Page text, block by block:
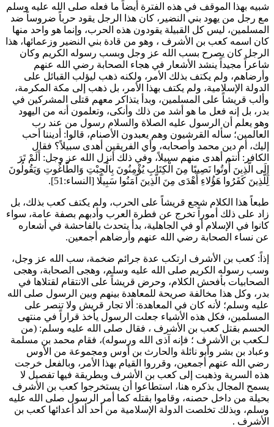
شبيه بهذا الموقف في هذه الفترة أيضاً ما فعله صلى الله عليه وسلم
مع رجل من يهود بني النضير، كان هذا الرجل يقود حرباً ضروساً ضد
المسلمين، ليس كل القبيلة يقودون هذه الحرب، وإنما هو واحد منها
كان اسمه كعب بن الأشرف ، وهو من قادة بني النضير وزعمائها، هذا
الرجل كان يصرح بسب الله عز وجل وبسب رسوله الكريم وكان
شاعراً مجيداً ينشد الأشعار في هجاء الصحابة رضي الله عنهم
وأرضاهم، ولم يكتف بذلك الأمر، ولكنه ذهب ليؤلب القبائل على
الدولة الإسلامية، ولم يكتف بهذا الأمر، بل ذهب إلى مكة المكرمة،
وألب قريشاً على المسلمين، وبدأ يتذاكر معهم قتلى المشركين في
بدر، بل إنه فعل ما هو أشد من ذلك وأنكى، وتعلمون أنه من اليهود
وهو يعلم أن الرسول عليه الصلاة والسلام رسول من عند رب
العالمين؛ سأله القرشيون وهم يعبدون الأصنام، قالوا: أديننا أحب
إليك، أم دين محمد وأصحابه، وأي الفريقين أهدى سبيلاً؟ فقال
الكافر: أنتم أهدى منهم سبيلاً، وفي ذلك أنزل الله عز وجل: أَلَمْ تَرَ
إِلَى الَّذِينَ أُوتُوا نَصِيبًا مِنَ الْكِتَابِ يُؤْمِنُونَ بِالْجِبْتِ وَالطَّاغُوتِ وَيَقُولُونَ
لِلَّذِينَ كَفَرُوا هَؤُلاءِ أَهْدَى مِنَ الَّذِينَ آمَنُوا سَبِيلًا [النساء:51].
طبعاً هذا الكلام شجع قريشاً على الحرب، ولم يكتف كعب بذلك، بل
زاد على ذلك أموراً تخرج عن فطرة العرب وأدبهم بصفة عامة، سواء
كانوا في الإسلام أو في الجاهلية، بدأ يتحدث بالفاحشة في أشعاره
عن نساء الصحابة رضي الله عنهم وأرضاهم أجمعين.
إذاً: كعب بن الأشرف ارتكب عدة جرائم ضخمة، سب الله عز وجل،
وسب رسوله الكريم صلى الله عليه وسلم، وهجى الصحابة، وهجى
الصحابيات بأفحش الكلام، وحرض قريشاً على الانتقام لقتلاها في
بدر، وكل هذا مخالفة صريحة للمعاهدة بينهم وبين الرسول صلى الله
عليه وسلم؛ لأنه كان في المعاهدة: ألا تجار قريش ولا تنصر على
المسلمين، فكل هذه الأشياء جعلت الرسول يأخذ قراراً في منتهى
الحسم بقتل كعب بن الأشرف ، فقال صلى الله عليه وسلم: (من
لـكعب بن الأشرف ؛ فإنه آذى الله ورسوله)، فقام محمد بن مسلمة
وعباد بن بشر و أبو نائلة و الحارث بن أوس ومجموعة من الأوس
رضي الله عنهم أجمعين، وقرروا القيام بهذا الأمر، وبالفعل خرجت
هذه السرية وذهبت إلى كعب بن الأشرف وبطريقة فيها تفصيل لا
يسمح المجال بذكره هنا، استطاعوا أن يستخرجوا كعب بن الأشرف
بحيلة من داخل حصنه، وقاموا بقتله كما أمر الرسول صلى الله عليه
وسلم، وبذلك تخلصت الدولة الإسلامية من أحد ألد أعدائها كعب بن
الأشرف .